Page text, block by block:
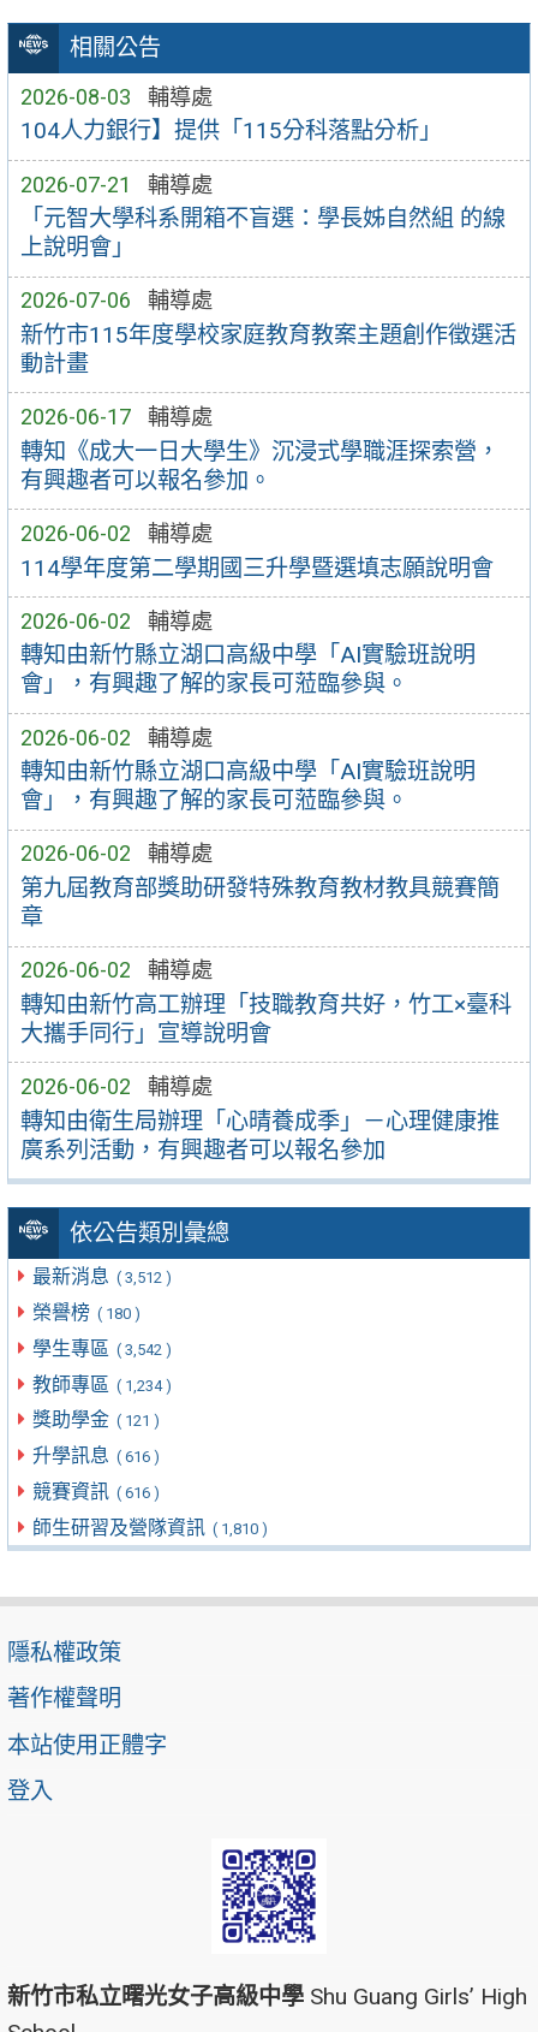
相關公告
2026-08-03 輔導處
104人力銀行】提供「115分科落點分析」
2026-07-21 輔導處
「元智大學科系開箱不盲選：學長姊自然組 的線
上說明會」
2026-07-06 輔導處
新竹市115年度學校家庭教育教案主題創作徵選活
動計畫
2026-06-17 輔導處
轉知《成大一日大學生》沉浸式學職涯探索營，
有興趣者可以報名參加。
2026-06-02 輔導處
114學年度第二學期國三升學暨選填志願說明會
2026-06-02 輔導處
轉知由新竹縣立湖口高級中學「AI實驗班說明
會」，有興趣了解的家長可蒞臨參與。
2026-06-02 輔導處
轉知由新竹縣立湖口高級中學「AI實驗班說明
會」，有興趣了解的家長可蒞臨參與。
2026-06-02 輔導處
第九屆教育部獎助研發特殊教育教材教具競賽簡
章
2026-06-02 輔導處
轉知由新竹高工辦理「技職教育共好，竹工×臺科
大攜手同行」宣導說明會
2026-06-02 輔導處
轉知由衛生局辦理「心晴養成季」－心理健康推
廣系列活動，有興趣者可以報名參加
依公告類別彙總
最新消息 ( 3,512 )
榮譽榜 ( 180 )
學生專區 ( 3,542 )
教師專區 ( 1,234 )
獎助學金 ( 121 )
升學訊息 ( 616 )
競賽資訊 ( 616 )
師生研習及營隊資訊 ( 1,810 )
隱私權政策
著作權聲明
本站使用正體字
登入
新竹市私立曙光女子高級中學 Shu Guang Girls’ High